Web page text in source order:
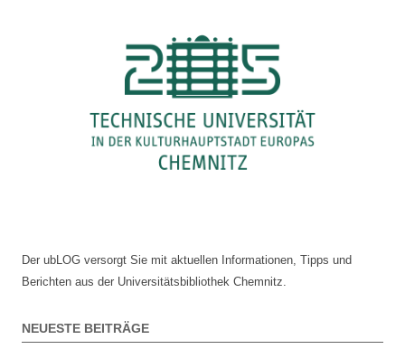
Der ubLOG versorgt Sie mit aktuellen Informationen, Tipps und
Berichten aus der Universitätsbibliothek Chemnitz.
NEUESTE BEITRÄGE